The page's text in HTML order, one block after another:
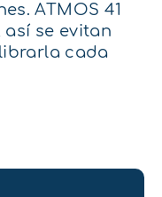
ATMOS 41
se evitan
cada